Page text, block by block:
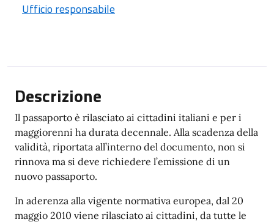
Ufficio responsabile
Descrizione
Il passaporto è rilasciato ai cittadini italiani e per i
maggiorenni ha durata decennale. Alla scadenza della
validità, riportata all’interno del documento, non si
rinnova ma si deve richiedere l’emissione di un
nuovo passaporto.
In aderenza alla vigente normativa europea, dal 20
maggio 2010 viene rilasciato ai cittadini, da tutte le